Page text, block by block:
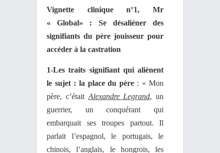
Vignette clinique n°1, Mr
« Global» : Se désaliéner des
signifiants du père jouisseur pour
accéder à la castration
1-Les traits signifiant qui aliènent
le sujet : la place du père : « Mon
père, c’était Alexandre Legrand, un
guerrier, un conquérant qui
embarquait ses troupes partout. Il
parlait l’espagnol, le portugais, le
chinois, l’anglais, le hongrois, les